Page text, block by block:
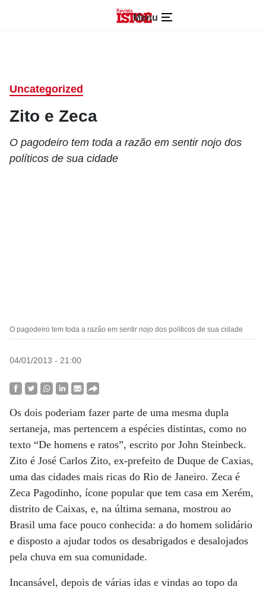
Menu
Uncategorized
Zito e Zeca
O pagodeiro tem toda a razão em sentir nojo dos
políticos de sua cidade
O pagodeiro tem toda a razão em sentir nojo dos políticos de sua cidade
04/01/2013 - 21:00
Os dois poderiam fazer parte de uma mesma dupla
sertaneja, mas pertencem a espécies distintas, como no
texto “De homens e ratos”, escrito por John Steinbeck.
Zito é José Carlos Zito, ex-prefeito de Duque de Caxias,
uma das cidades mais ricas do Rio de Janeiro. Zeca é
Zeca Pagodinho, ícone popular que tem casa em Xerém,
distrito de Caixas, e, na última semana, mostrou ao
Brasil uma face pouco conhecida: a do homem solidário
e disposto a ajudar todos os desabrigados e desalojados
pela chuva em sua comunidade.
Incansável, depois de várias idas e vindas ao topo da